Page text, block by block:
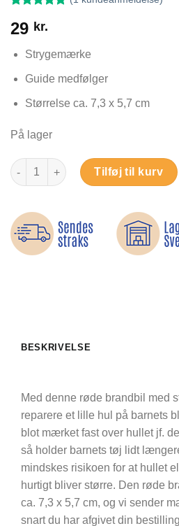
som
5ud
kundebedømmelse
29 kr.
Strygemærke
Guide medfølger
Størrelse ca. 7,3 x 5,7 cm
På lager
Rød brandbil med stige -
Tilføj til kurv
BESKRIVELSE
Med denne røde brandbil med
reparere et lille hul på barnets
blot mærket fast over hullet jf.
så holder barnets tøj lidt
mindskes risikoen for at hullet
hurtigt bliver større. Den røde
ca. 7,3 x 5,7 cm, og vi sender
snart du har afgivet din